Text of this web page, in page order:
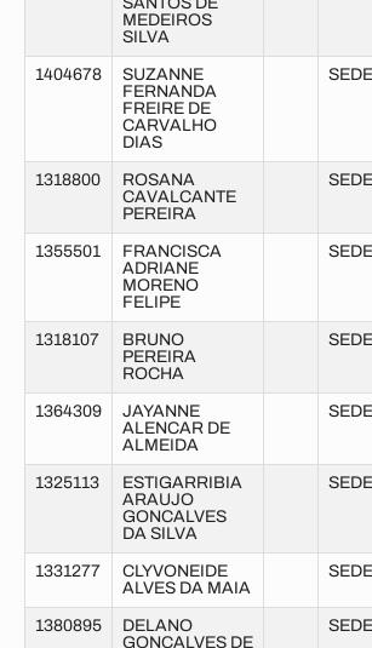
MEDEIROS
SILVA
1404678
SUZANNE
FERNANDA
FREIRE DE
CARVALHO
DIAS
SEDE
1318800
ROSANA
CAVALCANTE
PEREIRA
SEDE
1355501
FRANCISCA
ADRIANE
MORENO
FELIPE
SEDE
1318107
BRUNO
PEREIRA
ROCHA
SEDE
1364309
JAYANNE
ALENCAR DE
ALMEIDA
SEDE
1325113
ESTIGARRIBIA
ARAUJO
GONCALVES
DA SILVA
SEDE
1331277
CLYVONEIDE
ALVES DA MAIA
SEDE
1380895
DELANO
GONCALVES DE
SEDE